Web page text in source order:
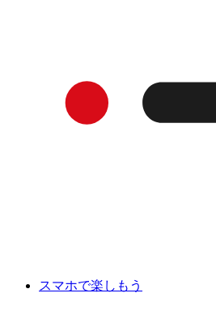
スマホで楽しもう